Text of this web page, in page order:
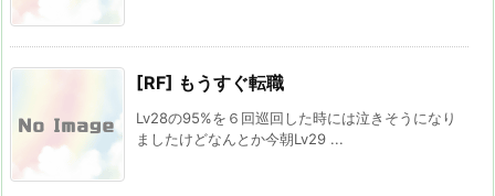
[RF] もうすぐ転職
Lv28の95%を６回巡回した時には泣きそうになり
ましたけどなんとか今朝Lv29 ...